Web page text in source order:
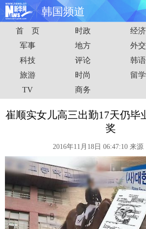
韩国频道
首页 时政 国际
娱乐 体育 人事
时尚 思客
港澳 台湾 华人
图片 视频 彩票
旅游 健康 信息
金融 公益 军事
首 页 时政 经济
军事
地方 外交
科技
评论 韩语
旅游
时尚 留学
TV
商务
崔顺实女儿高三出勤17天仍毕
奖
2016年11月18日 06:47:10 来源